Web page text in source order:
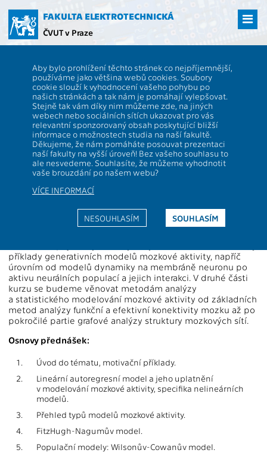
hlavní
obsah
FAKULTA ELEKTROTECHNICKÁ
ČVUT v Praze
Aby bylo prohlížení těchto stránek co nejpříjemnější,
používáme jako většina webů cookies. Soubory
cookie slouží k vyhodnocení vašeho pohybu po
našich stránkách a tak nám je pomáhají vylepšovat.
Stejně tak vám díky nim můžeme zde, na jiných
webech nebo sociálních sítích ukazovat pro vás
relevantní sponzorovaný obsah poskytující bližší
informace o možnostech studia na naší fakultě.
Děkujeme, že nám pomáháte posouvat prezentaci
naší fakulty na vyšší úroveň! Bez vašeho souhlasu to
ale nesvedeme. Souhlasíte, že můžeme vyhodnotit
vaše brouzdání po našem webu?
VÍCE INFORMACÍ
SOUHLASÍM
NESOUHLASÍM
BEAM31MOA
BEAM31MOA Modeling and analysis of brain
activity
PV,PS Rozsah výuky:
Katedra:
13131 Jazyk výuky:
Garanti:
Hlinka J. Zakončení:
Z,ZK
Přednášející:
Hlinka J. Kreditů:
6
Tento předmět pokrývá základní metody modelování
příklady generativních modelů mozkové aktivity, napříč
úrovním od modelů dynamiky na membráně neuronu po
aktivu neurálních populací a jejich interakci. V druhé části
kurzu se budeme věnovat metodám analýzy
a statistického modelování mozkové aktivity od základních
metod analýzy funkční a efektivní konektivity mozku až po
pokročilé partie grafové analýzy struktury mozkových sítí.
Osnovy přednášek:
1.
Úvod do tématu, motivační příklady.
2.
Lineární autoregresní model a jeho uplatnění
v modelování mozkové aktivity, specifika nelineárních
modelů.
3.
Přehled typů modelů mozkové aktivity.
4.
FitzHugh-Nagumův model.
5.
Populační modely: Wilsonův-Cowanův model.